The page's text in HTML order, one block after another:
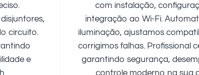
circuito.
e
com instalação,
integração ao Wi-Fi.
iluminação, ajustamos
corrigimos falhas. Profissional
garantindo segurança,
controle moderno na sua